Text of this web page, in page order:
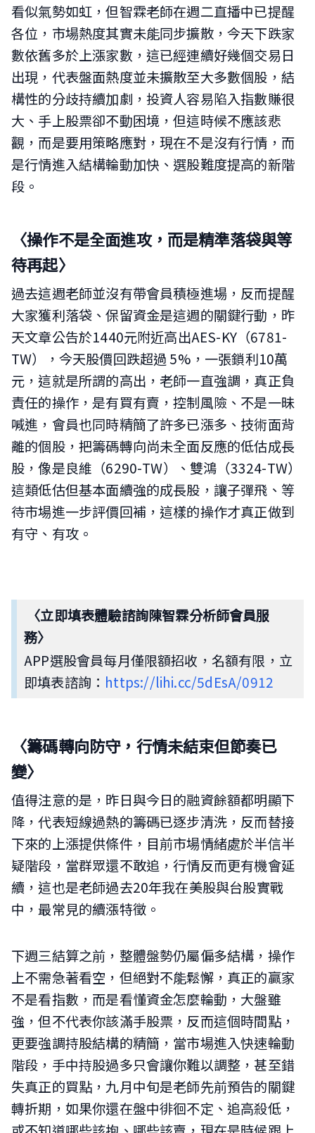
看似氣勢如虹，但智霖老師在週二直播中已提醒
各位，市場熱度其實未能同步擴散，今天下跌家
數依舊多於上漲家數，這已經連續好幾個交易日
出現，代表盤面熱度並未擴散至大多數個股，結
構性的分歧持續加劇，投資人容易陷入指數賺很
大、手上股票卻不動困境，但這時候不應該悲
觀，而是要用策略應對，現在不是沒有行情，而
是行情進入結構輪動加快、選股難度提高的新階
段。
〈操作不是全面進攻，而是精準落袋與等
待再起〉
過去這週老師並沒有帶會員積極進場，反而提醒
大家獲利落袋、保留資金是這週的關鍵行動，昨
天文章公告於1440元附近高出AES-KY（6781-
TW），今天股價回跌超過 5%，一張鎖利10萬
元，這就是所謂的高出，老師一直強調，真正負
責任的操作，是有買有賣，控制風險、不是一昧
喊進，會員也同時精簡了許多已漲多、技術面背
離的個股，把籌碼轉向尚未全面反應的低估成長
股，像是良維（6290-TW）、雙鴻（3324-TW）
這類低估但基本面續強的成長股，讓子彈飛、等
待市場進一步評價回補，這樣的操作才真正做到
有守、有攻。
〈立即填表體驗諮詢陳智霖分析師會員服
務〉
APP選股會員每月僅限額招收，名額有限，立
即填表諮詢： https://lihi.cc/5dEsA/0912
〈籌碼轉向防守，行情未結束但節奏已
變〉
值得注意的是，昨日與今日的融資餘額都明顯下
降，代表短線過熱的籌碼已逐步清洗，反而替接
下來的上漲提供條件，目前市場情緒處於半信半
疑階段，當群眾還不敢追，行情反而更有機會延
續，這也是老師過去20年我在美股與台股實戰
中，最常見的續漲特徵。
下週三結算之前，整體盤勢仍屬偏多結構，操作
上不需急著看空，但絕對不能鬆懈，真正的贏家
不是看指數，而是看懂資金怎麼輪動，大盤雖
強，但不代表你該滿手股票，反而這個時間點，
更要強調持股結構的精簡，當市場進入快速輪動
階段，手中持股過多只會讓你難以調整，甚至錯
失真正的買點，九月中旬是老師先前預告的關鍵
轉折期，如果你還在盤中徘徊不定、追高殺低，